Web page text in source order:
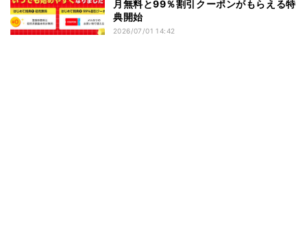
月無料と99％割引クーポンがもらえる特
典開始
2026/07/01 14:42